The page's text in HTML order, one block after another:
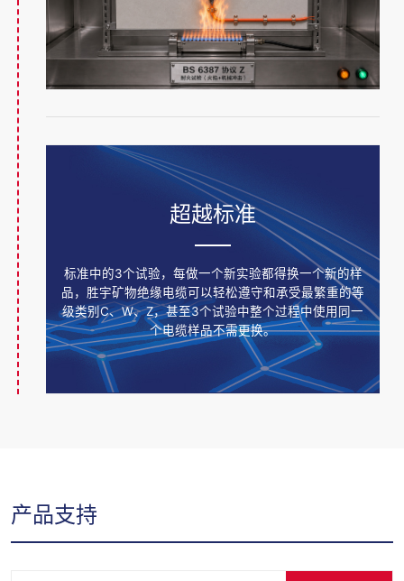
超越标准
标准中的3个试验，每做一个新实验都得换一个新的样
品，胜宇矿物绝缘电缆可以轻松遵守和承受最繁重的等
级类别C、W、Z，甚至3个试验中整个过程中使用同一
个电缆样品不需更换。
产品支持